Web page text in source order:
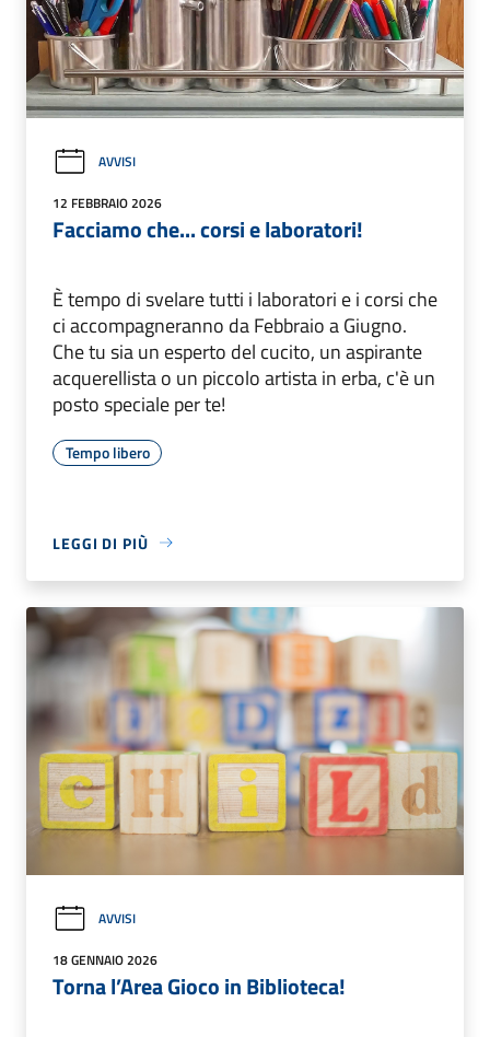
AVVISI
12 FEBBRAIO 2026
Facciamo che... corsi e laboratori!
È tempo di svelare tutti i laboratori e i corsi che
ci accompagneranno da Febbraio a Giugno.
Che tu sia un esperto del cucito, un aspirante
acquerellista o un piccolo artista in erba, c'è un
posto speciale per te!
Tempo libero
LEGGI DI PIÙ
AVVISI
18 GENNAIO 2026
Torna l’Area Gioco in Biblioteca!